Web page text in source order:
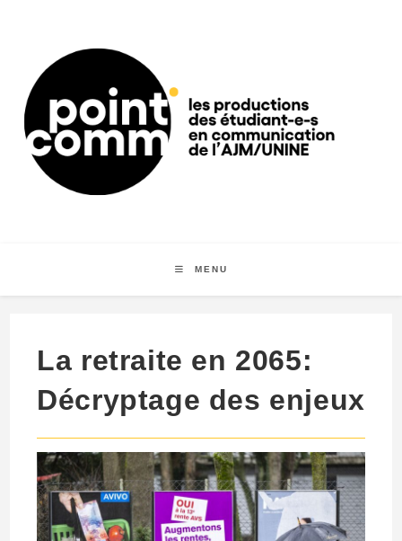
content
MENU
La retraite en 2065:
Décryptage des enjeux